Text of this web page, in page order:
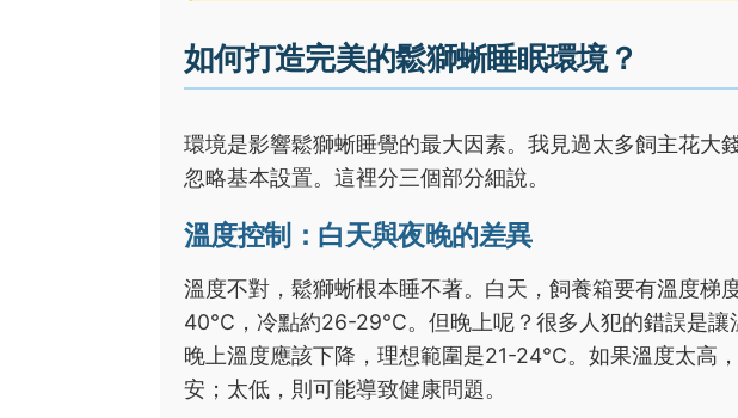
如何打造完美的鬆獅蜥睡眠環境？
環境是影響鬆獅蜥睡覺的最大因素。我見過太多飼主花大
忽略基本設置。這裡分三個部分細說。
溫度控制：白天與夜晚的差異
溫度不對，鬆獅蜥根本睡不著。白天，飼養箱要有溫度梯
40°C，冷點約26-29°C。但晚上呢？很多人犯的錯誤是讓
晚上溫度應該下降，理想範圍是21-24°C。如果溫度太高
安；太低，則可能導致健康問題。